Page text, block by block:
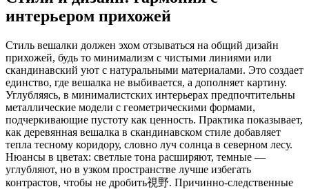
интерьером прихожей
Стиль вешалки должен эхом отзываться на общий дизайн
прихожей, будь то минимализм с чистыми линиями или
скандинавский уют с натуральными материалами. Это создает
единство, где вешалка не выбивается, а дополняет картину.
Углубляясь, в минималистских интерьерах предпочтительны
металлические модели с геометрическими формами,
подчеркивающие пустоту как ценность. Практика показывает,
как деревянная вешалка в скандинавском стиле добавляет
тепла тесному коридору, словно луч солнца в северном лесу.
Нюансы в цветах: светлые тона расширяют, темные —
углубляют, но в узком пространстве лучше избегать
контрастов, чтобы не дробить視野. Причинно-следственные